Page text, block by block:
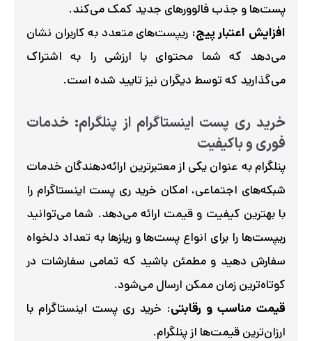
پست‌ها و جذب فالوورهای جدید کمک می‌کند.
افزایش اعتبار پیج: ریپست‌های متعدد به کاربران نشان
می‌دهد که شما محتوای با ارزشی را به اشتراک
می‌گذارید که توسط دیگران نیز تایید شده است.
خرید ری پست اینستاگرام از پنلگرام: خدمات
فوری و باکیفیت
پنلگرام به عنوان یکی از معتبرترین ارائه‌دهندگان خدمات
شبکه‌های اجتماعی، امکان خرید ری پست اینستاگرام را
با بهترین کیفیت و قیمت ارائه می‌دهد. شما می‌توانید
ریپست‌ها را برای انواع پست‌ها و ریلزها به تعداد دلخواه
سفارش دهید و مطمئن باشید که تمامی سفارشات در
کوتاه‌ترین زمان ممکن ارسال می‌شود.
قیمت مناسب و رقابتی: خرید ری پست اینستاگرام با
ارزان‌ترین قیمت‌ها از پنلگرام.